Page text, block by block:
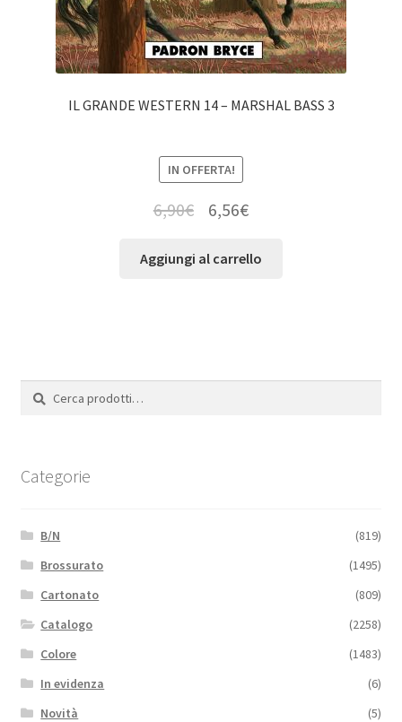
IL GRANDE WESTERN 14 – MARSHAL BASS 3
IN OFFERTA!
6,90€ 6,56€
Aggiungi al carrello
Cerca:
Cerca
Categorie
B/N
(819)
Brossurato
(1495)
Cartonato
(809)
Catalogo
(2258)
Colore
(1483)
In evidenza
(6)
Novità
(5)